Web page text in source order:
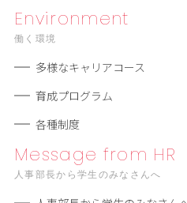
Environment
働く環境
多様なキャリアコース
育成プログラム
各種制度
Message from HR
人事部長から学生のみなさんへ